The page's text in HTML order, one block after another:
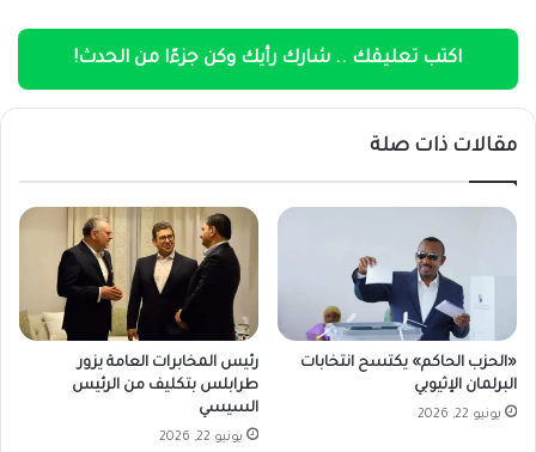
اكتب تعليقك .. شارك رأيك وكن جزءًا من الحدث!
مقالات ذات صلة
«الحزب الحاكم» يكتسح انتخابات
البرلمان الإثيوبي
يونيو 22, 2026
رئيس المخابرات العامة يزور
طرابلس بتكليف من الرئيس
السيسي
يونيو 22, 2026